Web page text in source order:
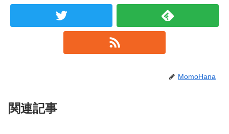
MomoHana
関連記事